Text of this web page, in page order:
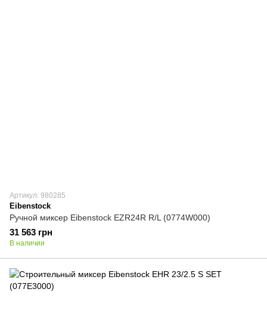
Артикул: 980285
Eibenstock
Ручной миксер Eibenstock EZR24R R/L (0774W000)
31 563 грн
В наличии